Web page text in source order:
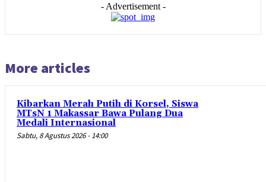
- Advertisement -
More articles
Kibarkan Merah Putih di Korsel, Siswa
MTsN 1 Makassar Bawa Pulang Dua
Medali Internasional
Sabtu, 8 Agustus 2026 - 14:00